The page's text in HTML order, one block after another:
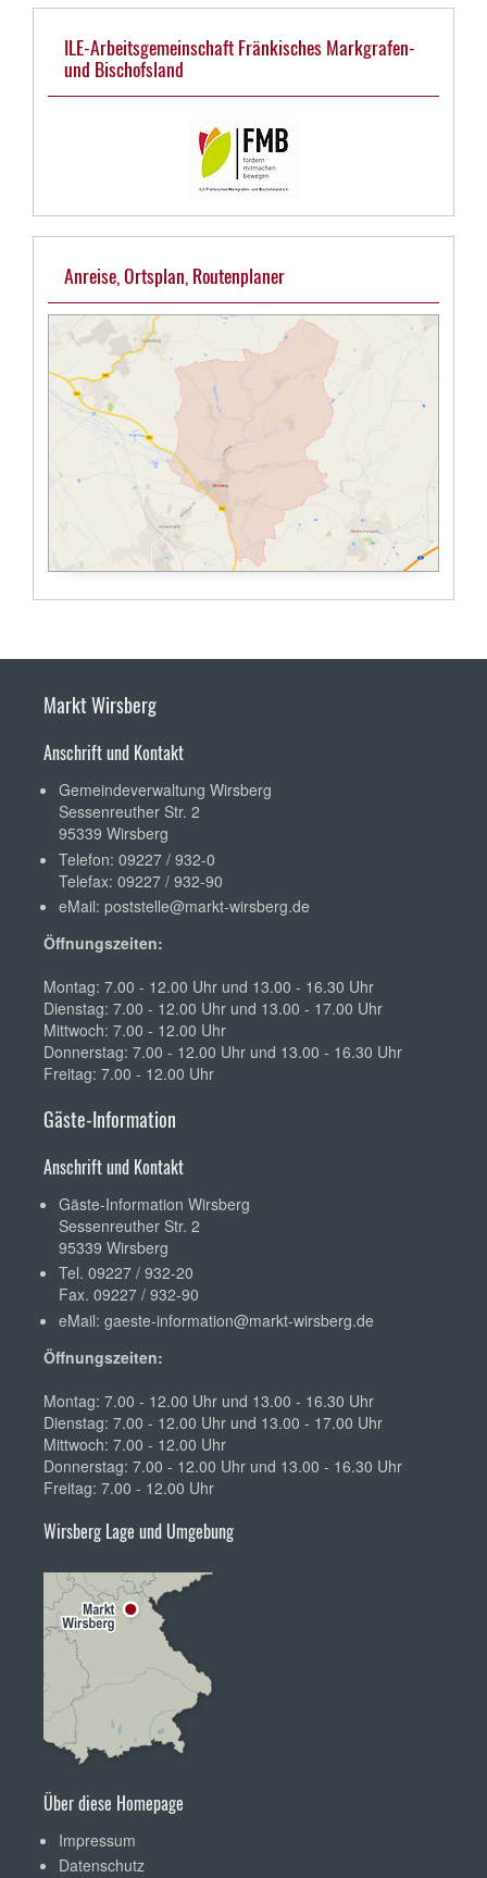
ILE-Arbeitsgemeinschaft Fränkisches Markgrafen-
und Bischofsland
Anreise, Ortsplan, Routenplaner
Markt Wirsberg
Anschrift und Kontakt
Gemeindeverwaltung Wirsberg
Sessenreuther Str. 2
95339 Wirsberg
Telefon: 09227 / 932-0
Telefax: 09227 / 932-90
eMail: poststelle@markt-wirsberg.de
Öffnungszeiten:
Montag: 7.00 - 12.00 Uhr und 13.00 - 16.30 Uhr
Dienstag: 7.00 - 12.00 Uhr und 13.00 - 17.00 Uhr
Mittwoch: 7.00 - 12.00 Uhr
Donnerstag: 7.00 - 12.00 Uhr und 13.00 - 16.30 Uhr
Freitag: 7.00 - 12.00 Uhr
Gäste-Information
Anschrift und Kontakt
Gäste-Information Wirsberg
Sessenreuther Str. 2
95339 Wirsberg
Tel. 09227 / 932-20
Fax. 09227 / 932-90
eMail: gaeste-information@markt-wirsberg.de
Öffnungszeiten:
Montag: 7.00 - 12.00 Uhr und 13.00 - 16.30 Uhr
Dienstag: 7.00 - 12.00 Uhr und 13.00 - 17.00 Uhr
Mittwoch: 7.00 - 12.00 Uhr
Donnerstag: 7.00 - 12.00 Uhr und 13.00 - 16.30 Uhr
Freitag: 7.00 - 12.00 Uhr
Wirsberg Lage und Umgebung
Über diese Homepage
Impressum
Datenschutz